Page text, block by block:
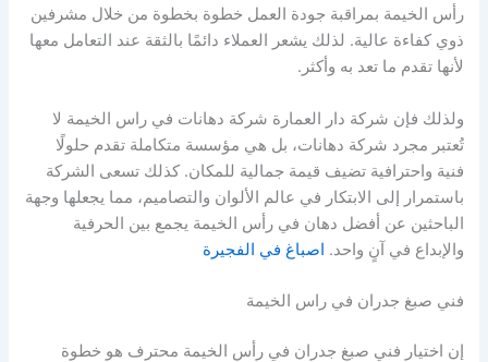
رأس الخيمة بمراقبة جودة العمل خطوة بخطوة من خلال مشرفين
ذوي كفاءة عالية. لذلك يشعر العملاء دائمًا بالثقة عند التعامل معها
لأنها تقدم ما تعد به وأكثر.
ولذلك فإن شركة دار العمارة شركة دهانات في راس الخيمة لا
تُعتبر مجرد شركة دهانات، بل هي مؤسسة متكاملة تقدم حلولًا
فنية واحترافية تضيف قيمة جمالية للمكان. كذلك تسعى الشركة
باستمرار إلى الابتكار في عالم الألوان والتصاميم، مما يجعلها وجهة
الباحثين عن أفضل دهان في رأس الخيمة يجمع بين الحرفية
والإبداع في آنٍ واحد. اصباغ في الفجيرة
فني صبغ جدران في راس الخيمة
إن اختيار فني صبغ جدران في رأس الخيمة محترف هو خطوة